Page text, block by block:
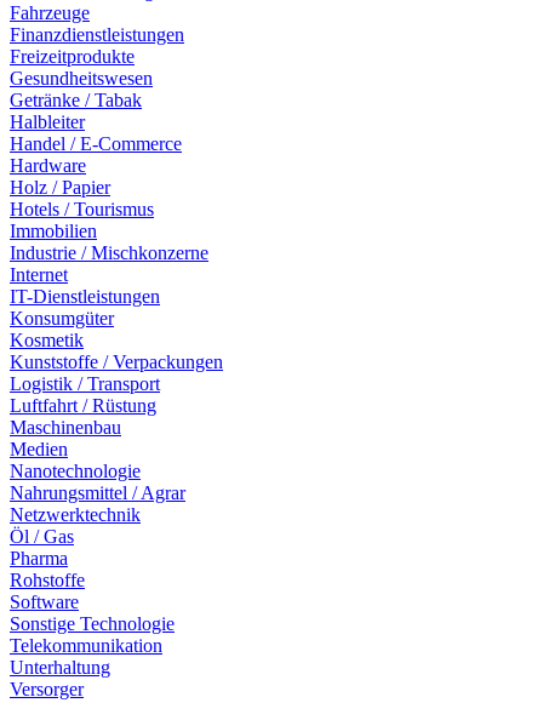
Fahrzeuge
Finanzdienstleistungen
Freizeitprodukte
Gesundheitswesen
Getränke / Tabak
Halbleiter
Handel / E-Commerce
Hardware
Holz / Papier
Hotels / Tourismus
Immobilien
Industrie / Mischkonzerne
Internet
IT-Dienstleistungen
Konsumgüter
Kosmetik
Kunststoffe / Verpackungen
Logistik / Transport
Luftfahrt / Rüstung
Maschinenbau
Medien
Nanotechnologie
Nahrungsmittel / Agrar
Netzwerktechnik
Öl / Gas
Pharma
Rohstoffe
Software
Sonstige Technologie
Telekommunikation
Unterhaltung
Versorger